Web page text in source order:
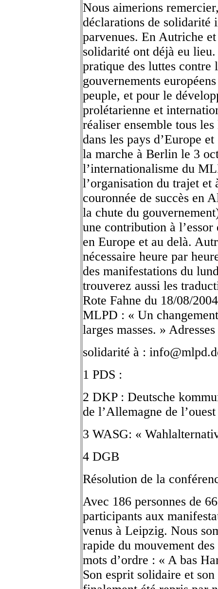
Nous aimerions
déclarations de solidarité
parvenues. En Autriche
solidarité ont déjà eu
pratique des luttes contre
gouvernements
peuple, et pour le
prolétarienne et
réaliser ensemble tous
dans les pays d’Europe
la marche à Berlin le 3
l’internationalisme du
l’organisation du trajet et
couronnée de succès en
la chute du
une contribution à
en Europe et au delà.
nécessaire heure par
des manifestations du
trouverez aussi les
Rote Fahne du 18/08/
MLPD : « Un
larges masses. »
solidarité à :
1 PDS :
2 DKP : Deutsche
de l’Allemagne de
3 WASG: «
4 DGB
Résolution de la
Avec 186 personnes de
participants aux
venus à Leipzig. Nous
rapide du mouvement
mots d’ordre : « A bas
Son esprit solidaire et